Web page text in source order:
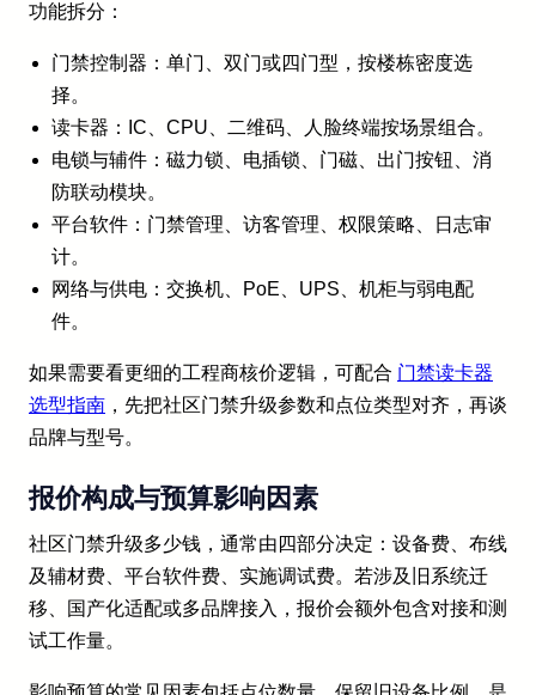
功能拆分：
门禁控制器：单门、双门或四门型，按楼栋密度选
择。
读卡器：IC、CPU、二维码、人脸终端按场景组合。
电锁与辅件：磁力锁、电插锁、门磁、出门按钮、消
防联动模块。
平台软件：门禁管理、访客管理、权限策略、日志审
计。
网络与供电：交换机、PoE、UPS、机柜与弱电配
件。
如果需要看更细的工程商核价逻辑，可配合 门禁读卡器
选型指南 ，先把社区门禁升级参数和点位类型对齐，再谈
品牌与型号。
报价构成与预算影响因素
社区门禁升级多少钱，通常由四部分决定：设备费、布线
及辅材费、平台软件费、实施调试费。若涉及旧系统迁
移、国产化适配或多品牌接入，报价会额外包含对接和测
试工作量。